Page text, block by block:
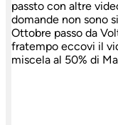
passto con altre
domande non sono
Ottobre passo da
fratempo eccovi il
miscela al 50% di